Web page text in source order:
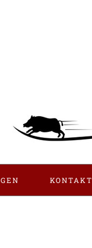
KONTAKT